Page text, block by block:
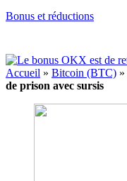
Bonus et réductions
Accueil » Bitcoin (BTC) »
de prison avec sursis